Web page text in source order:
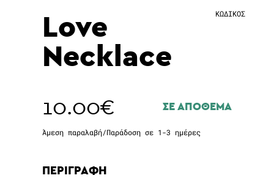
Love
Necklace
ΚΩΔΙΚΟΣ
10.00€ ΣΕ ΑΠΟΘΕΜΑ
Άμεση παραλαβή/Παράδοση σε 1-3 ημέρες
ΠΕΡΙΓΡΑΦΗ